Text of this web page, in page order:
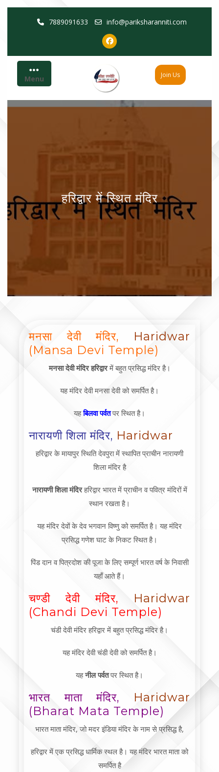
7889091633 info@pariksharanniti.com
Menu Join Us
हरिद्वार में स्थित मंदिर
मनसा देवी मंदिर,
Haridwar
(Mansa Devi Temple)
मनसा देवी मंदिर हरिद्वारमें बहुत प्रसिद्ध मंदिर है।
यह मंदिर देवी मनसा देवी को समर्पित है।
यहबिलवा पर्वतपर स्थित है।
नारायणी शिला मंदिर, Haridwar
हरिद्वार के मायापुर स्थिति देवपुरा में स्थापित प्राचीन नारायणी
शिला मंदिर है
नारायणी शिला मंदिरहरिद्वार भारत में प्राचीन व पवित्र मंदिरों में
स्थान रखता है।
यह मंदिर देवों के देव भगवान विष्णु को समर्पित है। यह मंदिर
प्रसिद्ध गणेश घाट के निकट स्थित है।
पिंड दान व पित्रदोश की पूजा के लिए सम्पूर्ण भारत वर्ष के निवासी
यहाँ आते हैं।
चण्डी देवी मंदिर,
Haridwar
(Chandi Devi Temple)
चंडी देवी मंदिर हरिद्वार में बहुत प्रसिद्ध मंदिर है।
यह मंदिर देवी चंडी देवी को समर्पित है।
यहनील पर्वतपर स्थित है।
भारत माता मंदिर,
Haridwar
(Bharat Mata Temple)
भारत माता मंदिर, जो मदर इंडिया मंदिर के नाम से प्रसिद्ध है,
हरिद्वार में एक प्रसिद्ध धार्मिक स्थल है। यह मंदिर भारत माता को
समर्पित है